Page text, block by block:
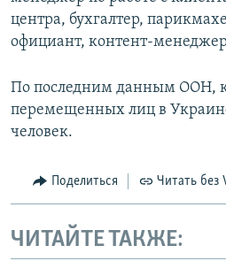
центра, бухгалтер,
официант, контент-
По последним данным ООН,
перемещенных лиц в
человек.
Поделиться Читать без
ЧИТАЙТЕ ТАКЖЕ: